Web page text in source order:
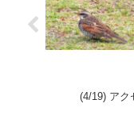
(4/19) ア